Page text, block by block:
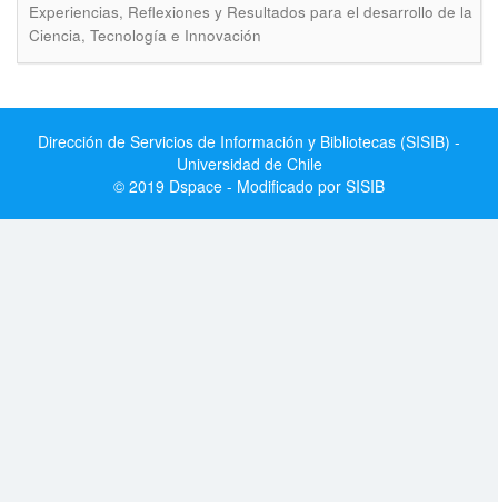
Experiencias, Reflexiones y Resultados para el desarrollo de la
Ciencia, Tecnología e Innovación
Dirección de Servicios de Información y Bibliotecas (SISIB) -
Universidad de Chile
© 2019 Dspace - Modificado por SISIB